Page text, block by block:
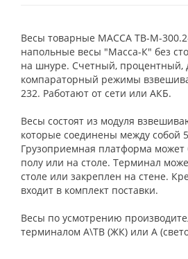
Весы товарные МАССА TB-M-
напольные весы "Масса-К" без
на шнуре. Счетный, процентный,
компараторный режимы
232. Работают от сети или АКБ.
Весы состоят из модуля
которые соединены между собой
Грузоприемная платформа
полу или на столе. Терминал
столе или закреплен на стене.
входит в комплект поставки.
Весы по усмотрению
терминалом А\ТВ (ЖК) или A